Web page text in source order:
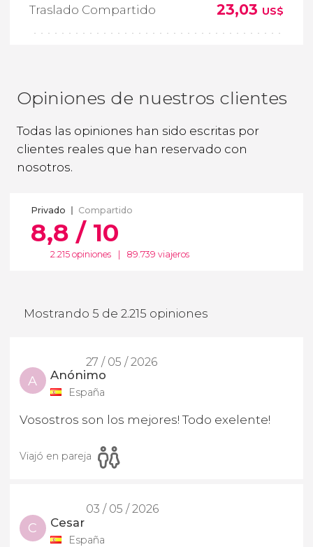
Traslado Compartido 23,03 US$
Opiniones de nuestros clientes
Todas las opiniones han sido escritas por
clientes reales que han reservado con
nosotros.
Privado Compartido
8,8 / 10
2.215 opiniones 89.739 viajeros
Mostrando 5 de 2.215 opiniones
27 / 05 / 2026
A Anónimo
España
Vosostros son los mejores! Todo exelente!
Viajó en pareja
03 / 05 / 2026
C Cesar
España